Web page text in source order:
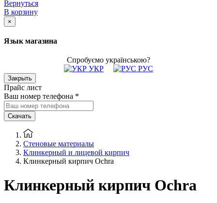
Вернуться
В корзину
×
Язык магазина
Спробуємо українською?
УКР
РУС
Закрыть
Прайс лист
Ваш номер телефона *
Скачать
Стеновые материалы
Клинкерный и лицевой кирпич
Клинкерный кирпич Ochra
Клинкерный кирпич Ochra